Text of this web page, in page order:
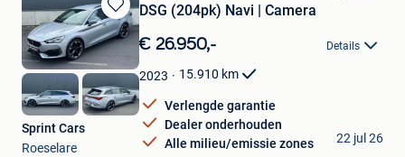
Bewaren
in
Mijn
Favorieten
DSG (204pk) Navi | Camera
€ 26.950,- Details
2023 15.910 km
Verlengde garantie
Dealer onderhouden
Alle milieu/emissie zones
Sprint Cars
Roeselare
22 jul 26